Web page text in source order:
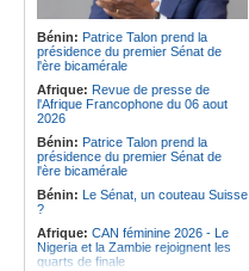
Congo-Kinshasa: Matadi - Le
Kongo Central lance la campagne
de sensibilisation au deuxième
Recensement général de la
population et de l'habitat
Congo-Kinshasa: Le VPM Shabani
remet aux organisations politiques la
directive ministérielle de l'année
politique 2026
Congo-Kinshasa:Gratien de
Saint-Nicolas Iracan - « Je ne
soutiendrai jamais un dialogue
destiné au partage du pouvoir ou à
la légitimation des groupes armés »
Bénin: Patrice Talon prend la
présidence du premier Sénat de
l'ère bicamérale
Afrique: Revue de presse de
l'Afrique Francophone du 06 aout
2026
Bénin: Patrice Talon prend la
présidence du premier Sénat de
l'ère bicamérale
Bénin: Le Sénat, un couteau Suisse
?
Afrique: CAN féminine 2026 - Le
Nigeria et la Zambie rejoignent les
quarts de finale